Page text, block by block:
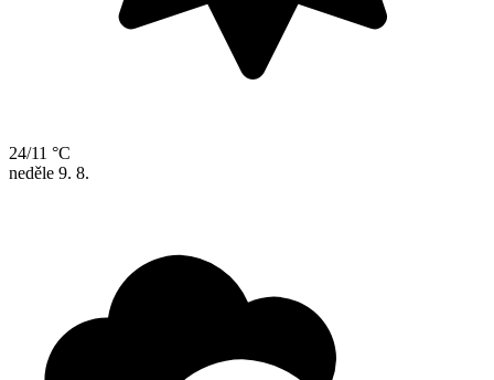
24/11 °C
neděle 9. 8.